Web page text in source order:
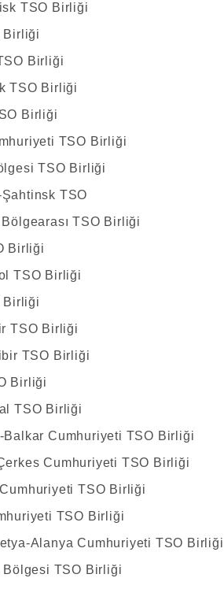
TSO Birliği
Birliği
Birliği
TSO Birliği
Birliği
TSO Birliği
TSO Birliği
TSO
TSO Birliği
Birliği
TSO Birliği
Birliği
TSO Birliği
TSO Birliği
Birliği
TSO Birliği
Balkar Cumhuriyeti TSO Birliği
Cumhuriyeti TSO Birliği
TSO Birliği
TSO Birliği
Alanya Cumhuriyeti TSO Birliği
Bölgesi TSO Birliği